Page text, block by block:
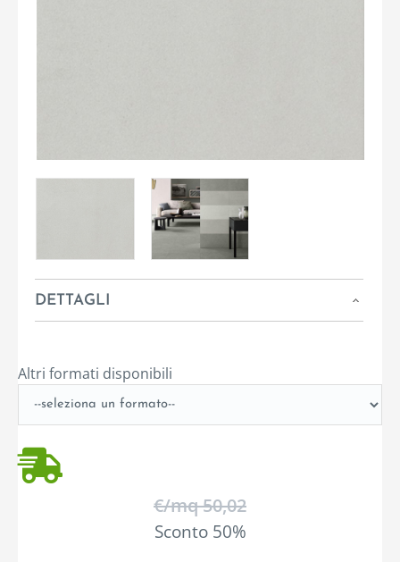
DETTAGLI
Altri formati disponibili
€/mq 50,02
Sconto 50%